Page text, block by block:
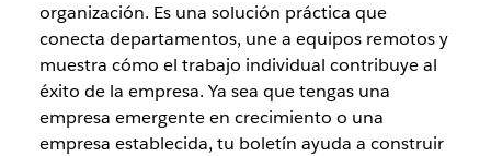
organización. Es una solución práctica que
conecta departamentos, une a equipos remotos y
muestra cómo el trabajo individual contribuye al
éxito de la empresa. Ya sea que tengas una
empresa emergente en crecimiento o una
empresa establecida, tu boletín ayuda a construir